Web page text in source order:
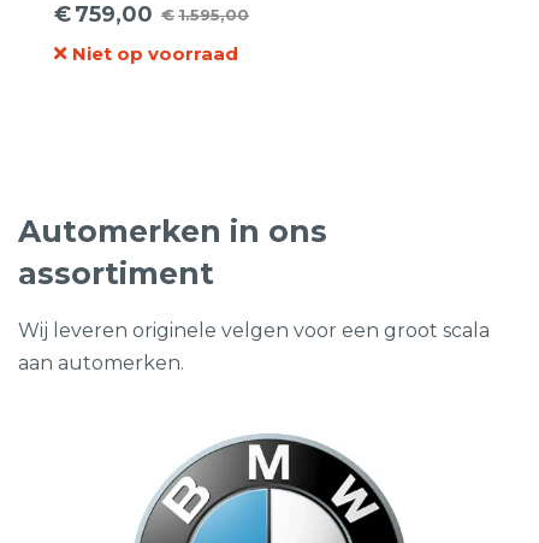
€1.595,00
Oorspronkelijke
prijs
€759,00
Huidige
prijs
Niet op voorraad
Automerken in ons
assortiment
Wij leveren originele velgen voor een groot scala
aan automerken.